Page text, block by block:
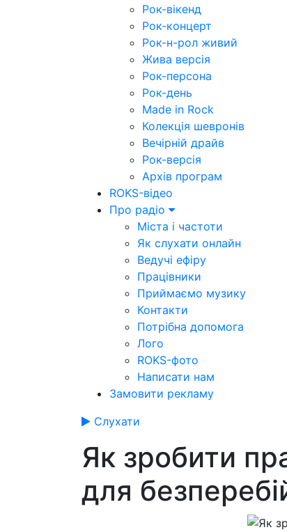
Рок-вікенд
Рок-концерт
Рок-н-рол живий
Жива версія
Рок-персона
Рок-день
Made in Rock
Колекція шевронів
Вечірній драйв
Рок-версія
Архів програм
ROKS-відео
Про радіо
Міста і частоти
Як слухати онлайн
Ведучі ефіру
Працівники
Приймаємо музику
Контакти
Потрібна допомога
Лого
ROKS-фото
Написати нам
Замовити рекламу
Слухати
Як зробити
для